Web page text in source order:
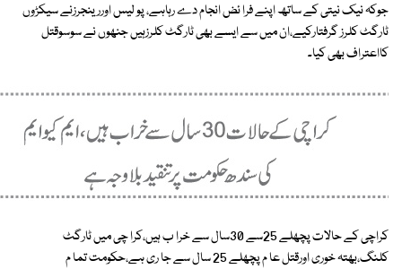
جوکہ نیک نیتی کے ساتھ اپنے فرا ئض انجام دے رہاہے، پو لیس اوررینجرزنے سیکڑوں
ٹارگٹ کلرز گرفتارکیے،ان میں سے ایسے بھی ٹارگٹ کلرزہیں جنھوں نے سوسوقتل
کااعتراف بھی کیا۔
کراچی کے حالات پچھلے 25سے 30سال سے خرا ب ہیں،کرا چی میں ٹارگٹ
کلنگ،بھتہ خوری اورقتل عا م پچھلے 25 سال سے جا ری ہے،حکومت تما م